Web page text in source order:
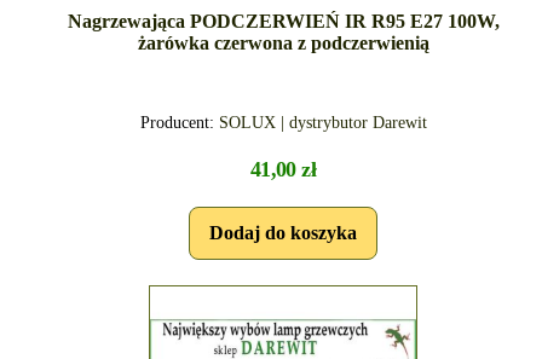
Nagrzewająca PODCZERWIEŃ IR R95 E27 100W,
żarówka czerwona z podczerwienią
Producent: SOLUX | dystrybutor Darewit
41,00 zł